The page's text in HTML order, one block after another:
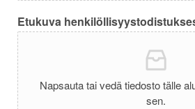
Etukuva
Napsauta tai vedä tiedosto tälle
sen.